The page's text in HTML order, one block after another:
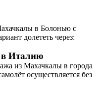
в Болонью с
долететь через:
Италию
из Махачкалы в города
осуществляется без